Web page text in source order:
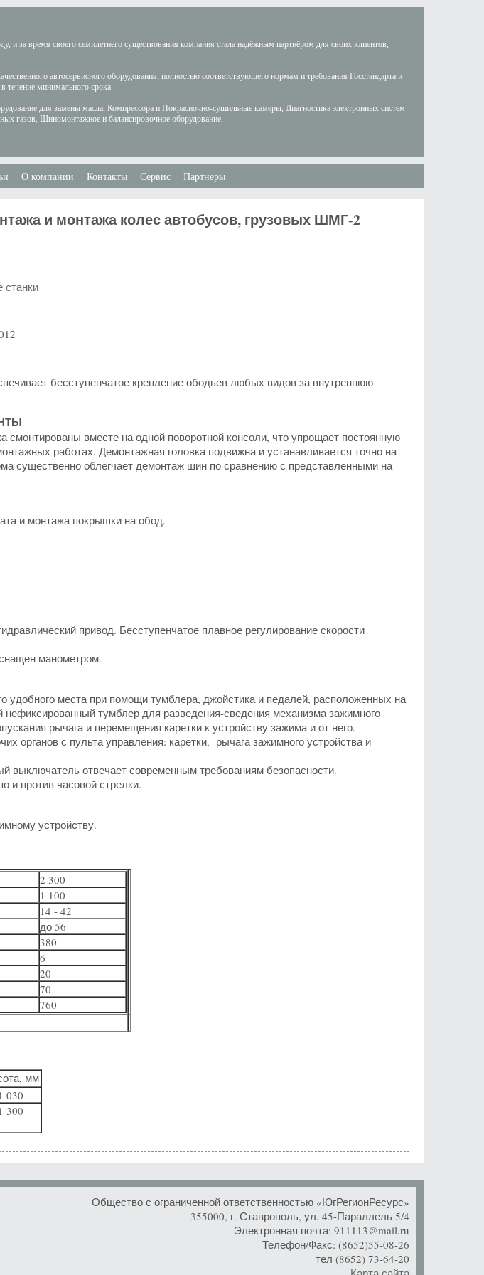
и за время своего семилетнего существования компания стала надёжным партнёром для своих клиентов,
автосервисного оборудования, полностью соответствующего нормам и требования Госстандарта и
течение минимального срока.
для замены масла, Компрессора и Покрасночно-сушильные камеры, Диагностика электронных систем
газов, Шиномонтажное и балансировочное оборудование.
О компании Контакты Сервис Партнеры
и монтажа колес автобусов, грузовых ШМГ-2
бесступенчатое крепление ободьев любых видов за внутреннюю
вместе на одной поворотной консоли, что упрощает постоянную
работах. Демонтажная головка подвижна и устанавливается точно на
существенно облегчает демонтаж шин по сравнению с представленными на
и монтажа покрышки на обод.
привод. Бесступенчатое плавное регулирование скорости
манометром.
удобного места при помощи тумблера, джойстика и педалей, расположенных на
нефиксированный тумблер для разведения-сведения механизма зажимного
рычага и перемещения каретки к устройству зажима и от него.
органов с пульта управления: каретки, рычага зажимного устройства и
выключатель отвечает современным требованиям безопасности.
и против часовой стрелки.
устройству.
2 300
1 100
14 - 42
до 56
380
6
20
70
760
мм
1 030
1 300
Общество с ограниченной ответственностью «ЮгРегионРесурс»
355000, г. Ставрополь, ул. 45-Параллель 5/4
Электронная почта: 911113@mail.ru
Телефон/Факс: (8652)55-08-26
тел (8652) 73-64-20